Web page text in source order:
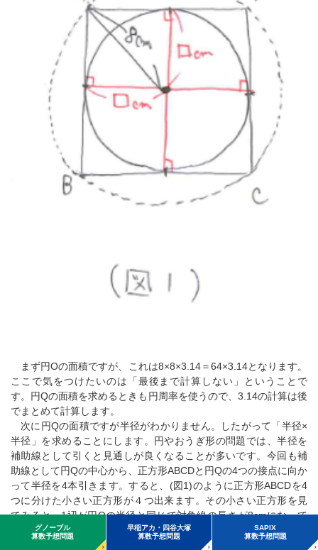
まず円Oの面積ですが、これは8×8×3.14＝64×3.14となります。
ここで気をつけたいのは「最後まで計算しない」ということで
す。円Qの面積を求めるときも円周率を使うので、3.14の計算は後
でまとめて計算します。
次に円Qの面積ですが半径がわかりません。したがって「半径×
半径」を求めることにします。円やおうぎ形の問題では、半径を
補助線として引くと見通しが良くなることが多いです。今回も補
助線として円Qの中心から、正方形ABCDと円Qの4つの接点に向か
って半径を4本引きます。すると、(図1)のように正方形ABCDを4
つに分けた小さい正方形が４つ出来ます。その小さい正方形を見
てみると、1辺が円Qの半径と同じで対角線の長さが8cmになって
いることが分かります。このことを利用して「半径×半径」をもと
めます。円Qの半径を□とすると、□×□＝8×8÷2＝32 となるので円